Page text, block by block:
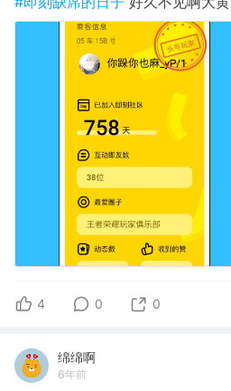
4 0 0
绵绵啊
6年前